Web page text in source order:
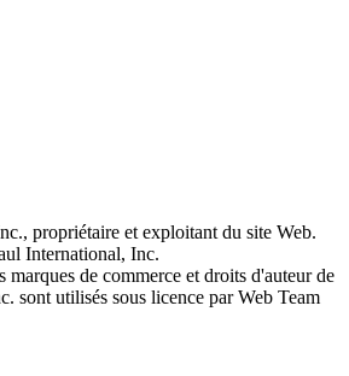
propriétaire et exploitant du site Web.
International, Inc.
marques de commerce et droits d'auteur de
sont utilisés sous licence par Web Team